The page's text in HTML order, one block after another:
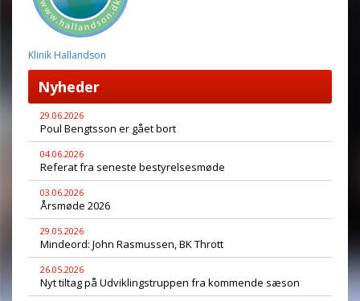
Klinik Hallandson
Nyheder
29.06.2026
Poul Bengtsson er gået bort
04.06.2026
Referat fra seneste bestyrelsesmøde
03.06.2026
Årsmøde 2026
29.05.2026
Mindeord: John Rasmussen, BK Thrott
26.05.2026
Nyt tiltag på Udviklingstruppen fra kommende sæson